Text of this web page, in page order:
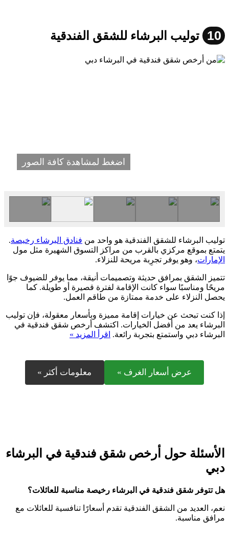
10 توليب البرشاء للشقق الفندقية
اضغط لمشاهدة كافة الصور
توليب البرشاء للشقق الفندقية هو واحد من فنادق البرشاء رخيصة.
يتمتع بموقع مركزي بالقرب من مراكز التسوق الشهيرة مثل مول
الإمارات، وهو يوفر تجرِبة مريحة للنزلاء.
تتميز الشقق بمرافق حديثة وتصميمات أنيقة، مما يوفر للضيوف جوًا
مريحًا ومناسبًا سواء كانت الإقامة لفترة قصيرة أو طويلة. كما
يحصل النزلاء على خدمة ممتازة من طاقم العمل.
إذا كنت تبحث عن خيارات إقامة مميزة وبأسعار معقولة، فإن توليب
البرشاء يعد من أفضل الخيارات. اكتشف أرخص شقق فندقية في
البرشاء دبي واستمتع بتجربة رائعة. اقرأ المزيد »
عرض أسعار الغرف » معلومات أكثر »
الأسئلة حول أرخص شقق فندقية في البرشاء
دبي
هل تتوفر شقق فندقية في البرشاء رخيصة مناسبة للعائلات؟
نعم، العديد من الشقق الفندقية تقدم أسعارًا تنافسية للعائلات مع
مرافق مناسبة.